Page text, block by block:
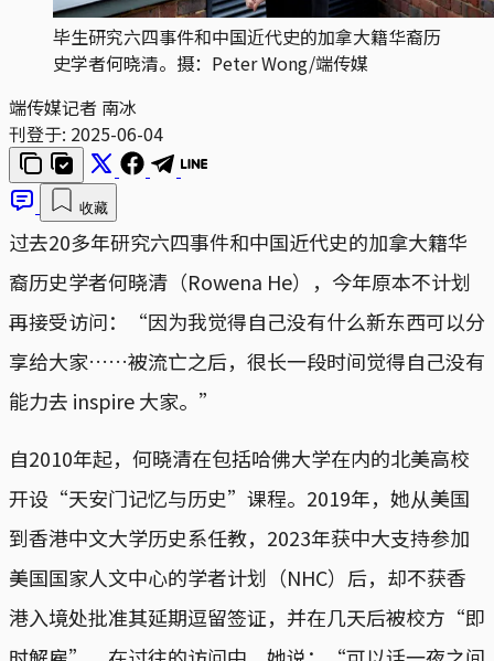
毕生研究六四事件和中国近代史的加拿大籍华裔历
史学者何晓清。摄：Peter Wong/端传媒
端传媒记者 南冰
刊登于: 2025-06-04
收藏
过去20多年研究六四事件和中国近代史的加拿大籍华
裔历史学者何晓清（Rowena He），今年原本不计划
再接受访问：“因为我觉得自己没有什么新东西可以分
享给大家……被流亡之后，很长一段时间觉得自己没有
能力去 inspire 大家。”
自2010年起，何晓清在包括哈佛大学在内的北美高校
开设“天安门记忆与历史”课程。2019年，她从美国
到香港中文大学历史系任教，2023年获中大支持参加
美国国家人文中心的学者计划（NHC）后，却不获香
港入境处批准其延期逗留签证，并在几天后被校方“即